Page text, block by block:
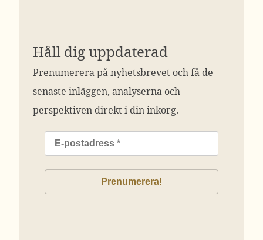
Håll dig uppdaterad
Prenumerera på nyhetsbrevet och få de
senaste inläggen, analyserna och
perspektiven direkt i din inkorg.